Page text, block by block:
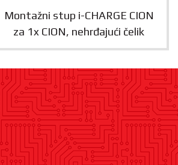
Montažni stup i-CHARGE CION
za 1x CION, nehrđajući čelik